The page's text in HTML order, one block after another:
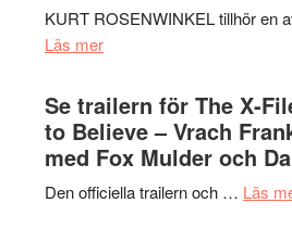
KURT ROSENWINKEL tillhör en
Läs merom
Sweden
Jazz
Festival
2026
–
Se trailern för The X-
to Believe – Vrach
med Fox Mulder och
Den officiella trailern och … Läs